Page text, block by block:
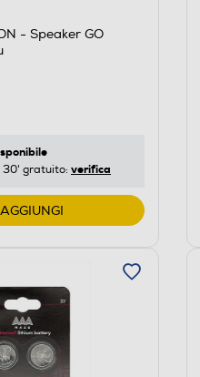
- Speaker GO
30' gratuito: verifica
AGGIUNGI